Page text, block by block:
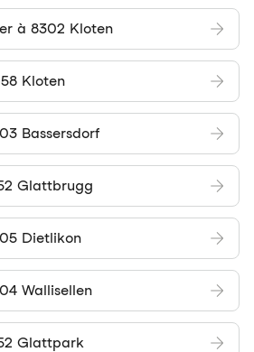
à 8302 Kloten
Kloten
Bassersdorf
Glattbrugg
Dietlikon
Wallisellen
Glattpark